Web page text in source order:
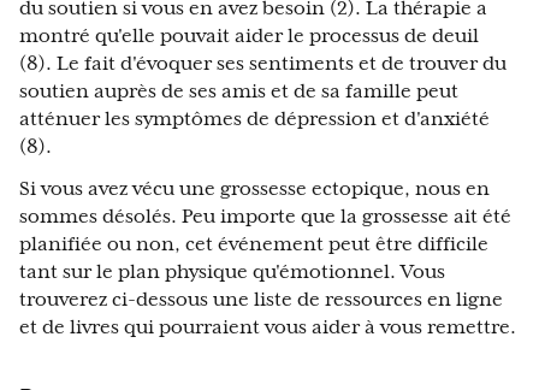
du soutien si vous en avez besoin (2). La thérapie a
montré qu'elle pouvait aider le processus de deuil
(8). Le fait d'évoquer ses sentiments et de trouver du
soutien auprès de ses amis et de sa famille peut
atténuer les symptômes de dépression et d'anxiété
(8).
Si vous avez vécu une grossesse ectopique, nous en
sommes désolés. Peu importe que la grossesse ait été
planifiée ou non, cet événement peut être difficile
tant sur le plan physique qu'émotionnel. Vous
trouverez ci-dessous une liste de ressources en ligne
et de livres qui pourraient vous aider à vous remettre.